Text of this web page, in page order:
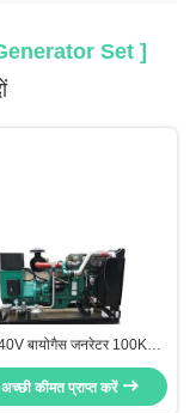
Set ]
बायोगैस जनरेटर 100KW
जनरेटर ओपन टाइप रिमोट
स्टार्ट
कीमत प्राप्त करें